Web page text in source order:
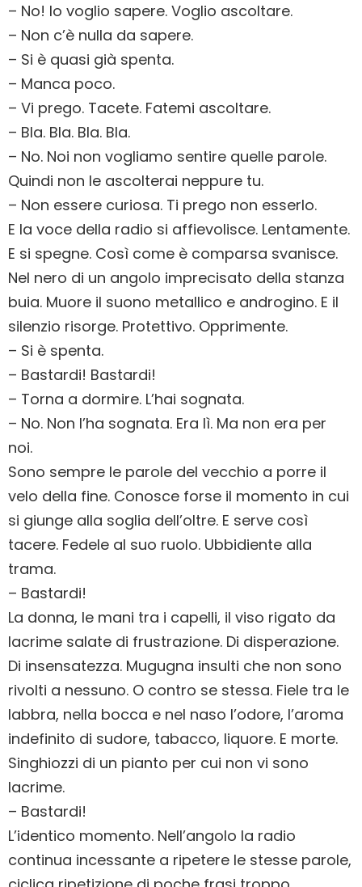
– No! Io voglio sapere. Voglio ascoltare.
– Non c’è nulla da sapere.
– Si è quasi già spenta.
– Manca poco.
– Vi prego. Tacete. Fatemi ascoltare.
– Bla. Bla. Bla. Bla.
– No. Noi non vogliamo sentire quelle parole.
Quindi non le ascolterai neppure tu.
– Non essere curiosa. Ti prego non esserlo.
E la voce della radio si affievolisce. Lentamente.
E si spegne. Così come è comparsa svanisce.
Nel nero di un angolo imprecisato della stanza
buia. Muore il suono metallico e androgino. E il
silenzio risorge. Protettivo. Opprimente.
– Si è spenta.
– Bastardi! Bastardi!
– Torna a dormire. L’hai sognata.
– No. Non l’ha sognata. Era lì. Ma non era per
noi.
Sono sempre le parole del vecchio a porre il
velo della fine. Conosce forse il momento in cui
si giunge alla soglia dell’oltre. E serve così
tacere. Fedele al suo ruolo. Ubbidiente alla
trama.
– Bastardi!
La donna, le mani tra i capelli, il viso rigato da
lacrime salate di frustrazione. Di disperazione.
Di insensatezza. Mugugna insulti che non sono
rivolti a nessuno. O contro se stessa. Fiele tra le
labbra, nella bocca e nel naso l’odore, l’aroma
indefinito di sudore, tabacco, liquore. E morte.
Singhiozzi di un pianto per cui non vi sono
lacrime.
– Bastardi!
L’identico momento. Nell’angolo la radio
continua incessante a ripetere le stesse parole,